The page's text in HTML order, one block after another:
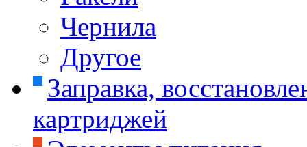
Чернила
Другое
Заправка,
картриджей